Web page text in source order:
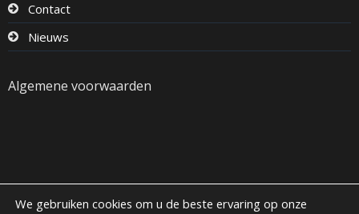
Contact
Nieuws
Algemene voorwaarden
We gebruiken cookies om u de beste ervaring op onze